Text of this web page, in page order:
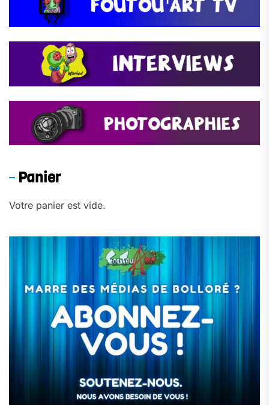
Panier
Votre panier est vide.